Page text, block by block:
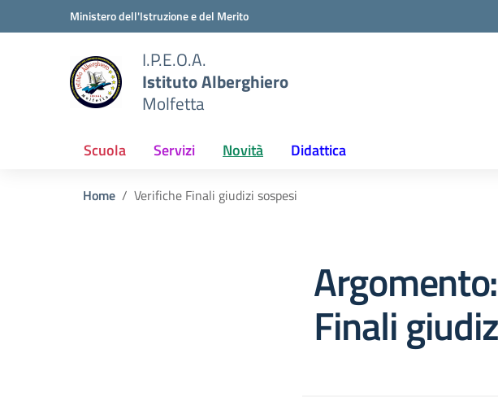
Vai ai contenuti
Vai al menu di navigazioneMinistero dell'Istruzione e del Merito
I.P.E.O.A.
Istituto Alberghiero
Molfetta
Scuola Servizi Novità Didattica
Home Verifiche Finali giudizi sospesi
Finali